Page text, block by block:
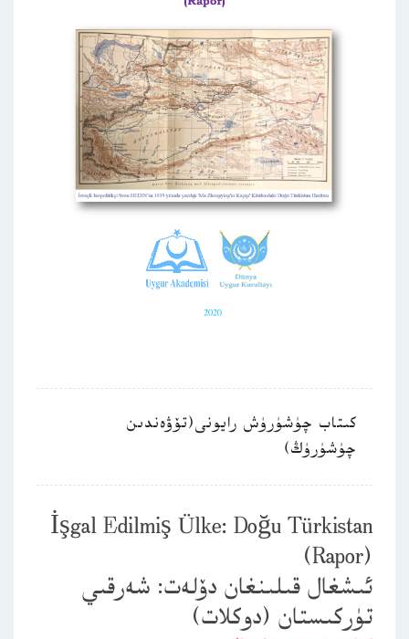
كىتاب چۈشۈرۈش رايونى(تۆۋەندىن
چۈشۈرۈڭ)
İşgal Edilmiş Ülke: Doğu Türkistan
(Rapor)
ئىشغال قىلىنغان دۆلەت: شەرقىي
تۈركىستان (دوكلات)